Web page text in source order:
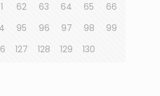
62 63 64 65
66
95 96 97 98
99
127 128 129 130